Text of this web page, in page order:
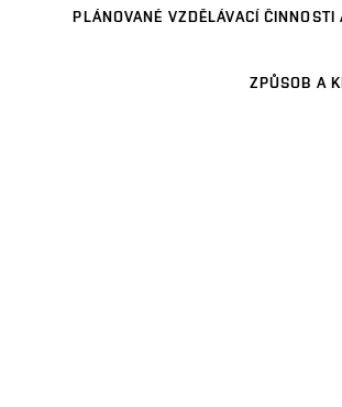
PLÁNOVANÉ VZDĚLÁVACÍ ČINNOSTI
ZPŮSOB A